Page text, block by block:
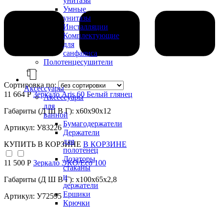
Умные
унитазы
Инсталляции
Комплектующие
для
санфаянса
Полотенцесушители
Аксессуары
Аксессуары
для
ванной
Бумагодержатели
Держатели
для
полотенец
Дозаторы,
стаканы
и
держатели
Ершики
Крючки
Сортировка по:
11 664 РЗеркало Aris 60 Белый глянец
Габариты (Д Ш В Г): x60x90x12
Артикул: У83226
КУПИТЬ В КОРЗИНЕ В КОРЗИНЕ
11 500 Р Зеркало ЭКО/Eco 100
Габариты (Д Ш В Г): x100x65x2,8
Артикул: У72595